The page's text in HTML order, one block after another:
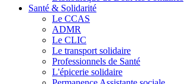
Santé & Solidarité
Le CCAS
ADMR
Le CLIC
Le transport solidaire
Professionnels de Santé
L'épicerie solidaire